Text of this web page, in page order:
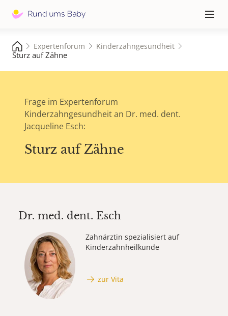
≡
Expertenforum Kinderzahngesundheit
Sturz auf Zähne
Frage im Expertenforum
Kinderzahngesundheit an Dr. med. dent.
Jacqueline Esch:
Sturz auf Zähne
Dr. med. dent. Esch
Zahnärztin spezialisiert auf
Kinderzahnheilkunde
zur Vita